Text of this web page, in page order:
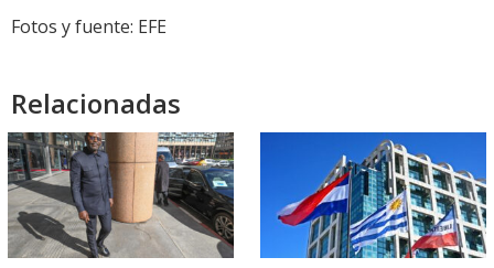
Fotos y fuente: EFE
Relacionadas